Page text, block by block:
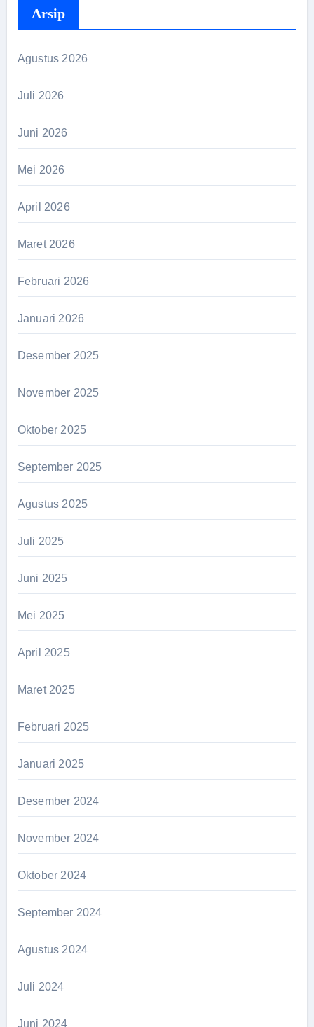
Arsip
Agustus 2026
Juli 2026
Juni 2026
Mei 2026
April 2026
Maret 2026
Februari 2026
Januari 2026
Desember 2025
November 2025
Oktober 2025
September 2025
Agustus 2025
Juli 2025
Juni 2025
Mei 2025
April 2025
Maret 2025
Februari 2025
Januari 2025
Desember 2024
November 2024
Oktober 2024
September 2024
Agustus 2024
Juli 2024
Juni 2024